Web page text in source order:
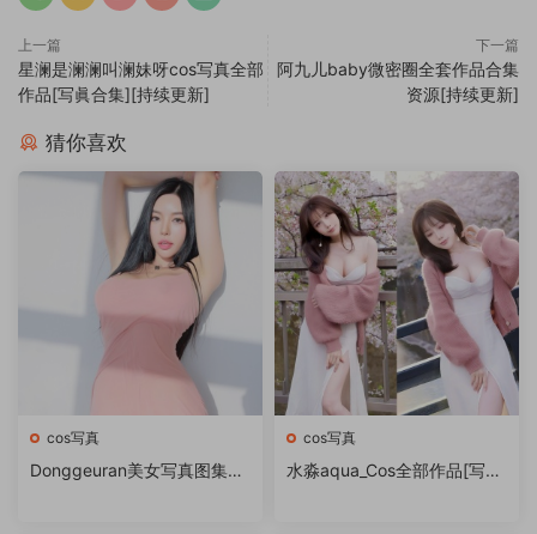
上一篇
星澜是澜澜叫澜妹呀cos写真全部
作品[写眞合集][持续更新]
下一篇
阿九儿baby微密圈全套作品合集
资源[持续更新]
猜你喜欢
cos写真
Donggeuran美女写真图集合
cos写真
水淼aqua_Cos全部作品[写眞